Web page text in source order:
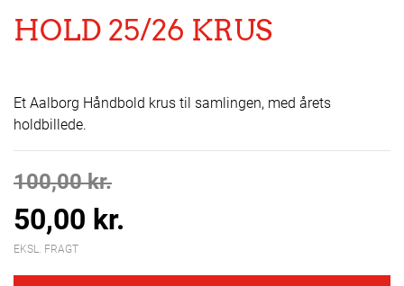
HOLD 25/26 KRUS
Et Aalborg Håndbold krus til samlingen, med årets
holdbillede.
100,00 kr.
50,00 kr.
EKSL. FRAGT